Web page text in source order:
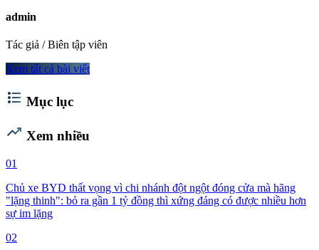
admin
Tác giả / Biên tập viên
Xem tất cả bài viết
format_list_bulleted Mục lục
trending_up Xem nhiều
01
Chủ xe BYD thất vọng vì chi nhánh đột ngột đóng cửa mà hãng
"lặng thinh": bỏ ra gần 1 tỷ đồng thì xứng đáng có được nhiều hơn
sự im lặng
02